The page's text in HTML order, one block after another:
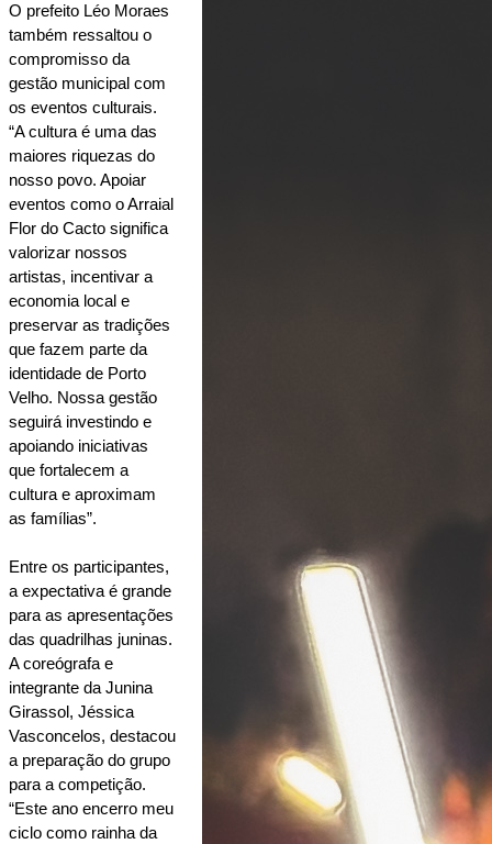
O prefeito Léo Moraes
também ressaltou o
compromisso da
gestão municipal com
os eventos culturais.
“A cultura é uma das
maiores riquezas do
nosso povo. Apoiar
eventos como o Arraial
Flor do Cacto significa
valorizar nossos
artistas, incentivar a
economia local e
preservar as tradições
que fazem parte da
identidade de Porto
Velho. Nossa gestão
seguirá investindo e
apoiando iniciativas
que fortalecem a
cultura e aproximam
as famílias”.
Entre os participantes,
a expectativa é grande
para as apresentações
das quadrilhas juninas.
A coreógrafa e
integrante da Junina
Girassol, Jéssica
Vasconcelos, destacou
a preparação do grupo
para a competição.
“Este ano encerro meu
ciclo como rainha da